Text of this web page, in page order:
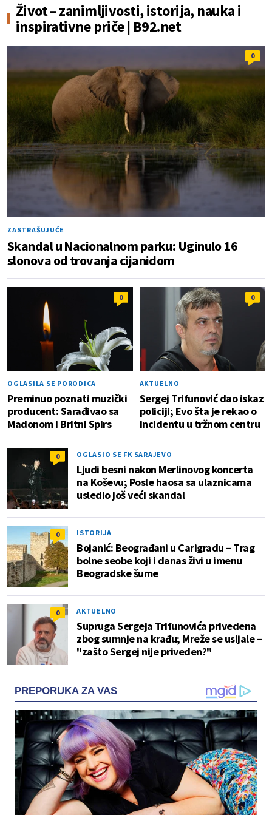
Život – zanimljivosti, istorija, nauka i
inspirativne priče | B92.net
0
ZASTRAŠUJUĆE
Skandal u Nacionalnom parku: Uginulo 16
slonova od trovanja cijanidom
0
OGLASILA SE PORODICA
Preminuo poznati muzički
producent: Sarađivao sa
Madonom i Britni Spirs
0
AKTUELNO
Sergej Trifunović dao iskaz
policiji; Evo šta je rekao o
incidentu u tržnom centru
0 OGLASIO SE FK SARAJEVO
Ljudi besni nakon Merlinovog koncerta
na Koševu; Posle haosa sa ulaznicama
usledio još veći skandal
0 ISTORIJA
Bojanić: Beograđani u Carigradu – Тrag
bolne seobe koji i danas živi u imenu
Beogradske šume
0 AKTUELNO
Supruga Sergeja Trifunovića privedena
zbog sumnje na krađu; Mreže se usijale –
"zašto Sergej nije priveden?"
PREPORUKA ZA VAS